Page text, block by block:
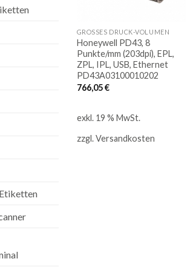
GROSSES DRUCK-VOLUMEN
Honeywell PD43, 8
Punkte/mm (203dpi), EPL,
ZPL, IPL, USB, Ethernet
PD43A03100010202
766,05€
exkl. 19 % MwSt.
zzgl.Versandkosten